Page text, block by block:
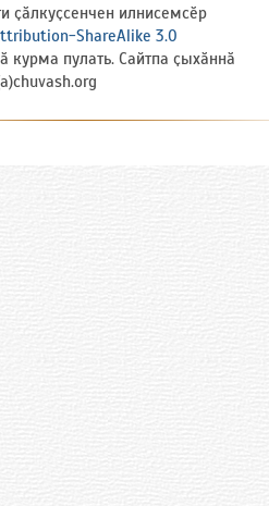
ҫӑлкуҫсенчен илнисемсӗр
ShareAlike 3.0
курма пулать. Сайтпа ҫыхӑннӑ